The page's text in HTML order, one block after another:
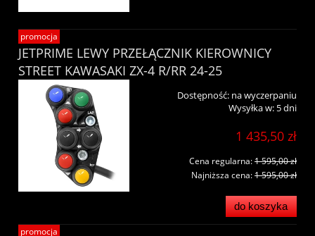
JETPRIME LEWY PRZEŁĄCZNIK KIEROWNICY
STREET KAWASAKI ZX-4 R/RR 24-25
Dostępność: na wyczerpaniu
Wysyłka w: 5 dni
1 435,50 zł
Cena regularna:1 595,00 zł
Najniższa cena:1 595,00 zł
do koszyka
promocja
promocja